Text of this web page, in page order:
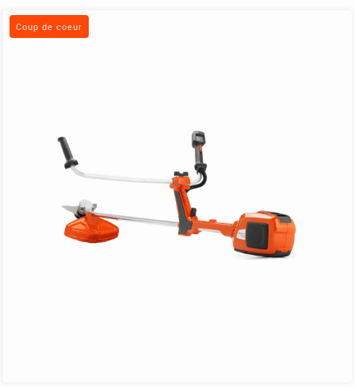
Coup de coeur